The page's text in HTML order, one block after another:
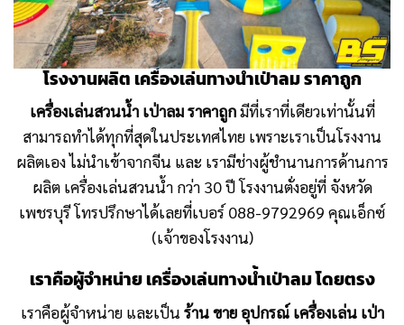
โรงงานผลิต เครื่องเล่นทางน้ำเป่าลม ราคาถูก
เครื่องเล่นสวนน้ำ เป่าลม ราคาถูกมีที่เราที่เดียวเท่านั้นที่
สามารถทำได้ทุกที่สุดในประเทศไทย เพราะเราเป็นโรงงาน
ผลิตเอง ไม่นำเข้าจากจีน และ เรามีช่างผู้ชำนานการด้านการ
ผลิต เครื่องเล่นสวนน้ำ กว่า 30 ปี โรงงานตั่งอยู่ที่ จังหวัด
เพชรบุรีโทรปรึกษาได้เลยที่เบอร์ 088-9792969 คุณเอ็กซ์
(เจ้าของโรงงาน)
เราคือผู้จำหน่าย เครื่องเล่นทางน้ำเป่าลม โดยตรง
เราคือผู้จำหน่าย และเป็น ร้าน ขาย อุปกรณ์ เครื่องเล่น เป่า